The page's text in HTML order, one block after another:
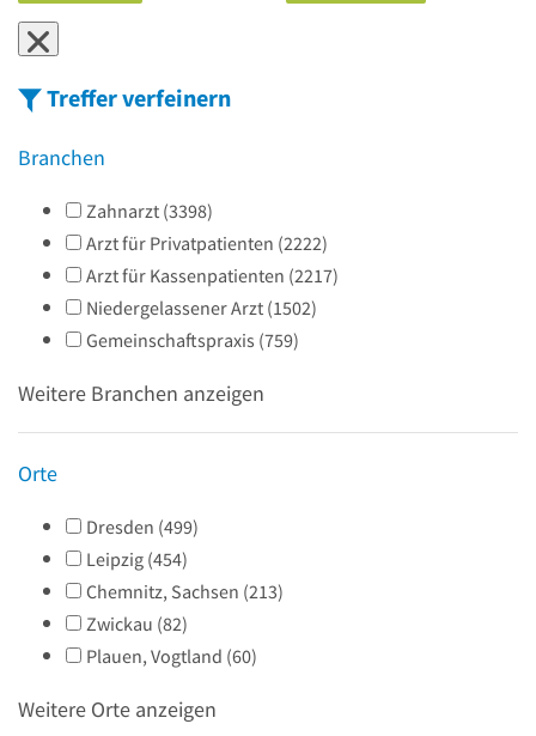
Treffer verfeinern
Branchen
Zahnarzt (3398)
Arzt für Privatpatienten (2222)
Arzt für Kassenpatienten (2217)
Niedergelassener Arzt (1502)
Gemeinschaftspraxis (759)
Weitere Branchen anzeigen
Orte
Dresden (499)
Leipzig (454)
Chemnitz, Sachsen (213)
Zwickau (82)
Plauen, Vogtland (60)
Weitere Orte anzeigen